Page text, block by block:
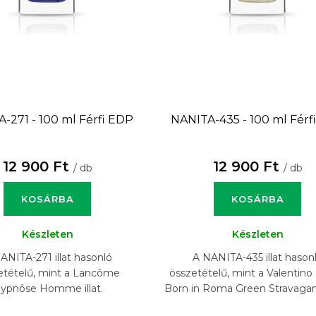
271 - 100 ml Férfi EDP
12 900 Ft / db
KOSÁRBA
Készleten
271 illat hasonló
mint a Lancôme
Homme illat.
NANITA-435 - 100 ml
12 900 Ft / db
KOSÁRBA
Készleten
A NANITA-435 illat
összetételű, mint a Valentino
Born in Roma Green